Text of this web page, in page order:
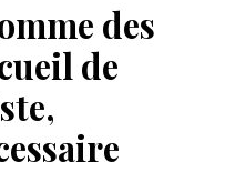
des
de